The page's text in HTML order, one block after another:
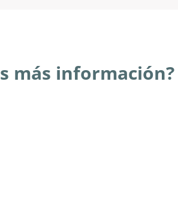
más información?